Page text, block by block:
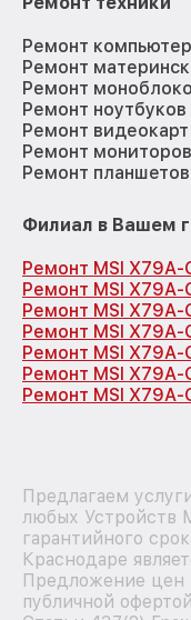
Ремонт
Ремонт
Ремонт
Ремонт ноутбуков
Ремонт видеокарт
Ремонт мониторов
Ремонт планшетов
Филиал в Вашем
Ремонт MSI
Ремонт MSI
Ремонт MSI
Ремонт MSI
Ремонт MSI
Ремонт MSI
Ремонт MSI X79A-
Предлагаем
любых Устройств
гарантийного
Краснодаре
Предложение цен
публичной